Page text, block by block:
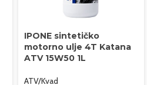
IPONE sintetičko
motorno ulje 4T Katana
ATV 15W50 1L
ATV/Kvad